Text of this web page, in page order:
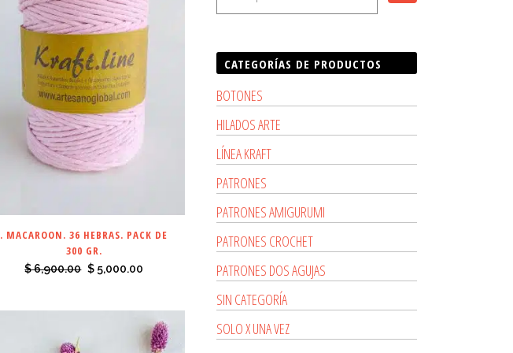
. MACAROON. 36 HEBRAS. PACK DE
300 GR.
$6,900.00 El
original
$ 6,900.00.
$ 5,000.00
actual
es:
$ 5,000.00.
CATEGORÍAS DE PRODUCTOS
BOTONES
HILADOS ARTE
LÍNEA KRAFT
PATRONES
PATRONES AMIGURUMI
PATRONES CROCHET
PATRONES DOS AGUJAS
SIN CATEGORÍA
SOLO X UNA VEZ